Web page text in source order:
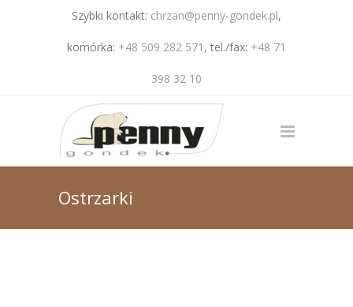
Szybki kontakt: chrzan@penny-gondek.pl,
komórka: +48 509 282 571 , tel./fax: +48 71
398 32 10
Ostrzarki